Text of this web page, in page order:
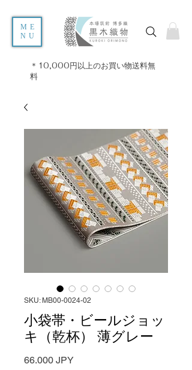
ME
NU
＊10,000円以上のお買い物送料無
料
SKU: MB00-0024-02
小袋帯・ビールジョッ
キ（乾杯） 薄グレー
66.000 JPYPrecio